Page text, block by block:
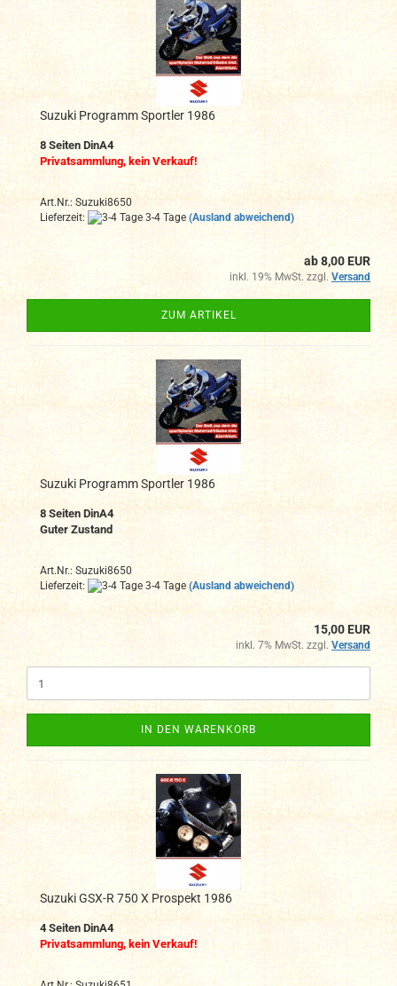
Suzuki Programm Sportler 1986
8 Seiten DinA4
Privatsammlung, kein Verkauf!
Art.Nr.: Suzuki8650
Lieferzeit:
3-4 Tage (Ausland abweichend)
ab 8,00 EUR
inkl. 19% MwSt. zzgl. Versand
ZUM ARTIKEL
Suzuki Programm Sportler 1986
8 Seiten DinA4
Guter Zustand
Art.Nr.: Suzuki8650
Lieferzeit:
3-4 Tage (Ausland abweichend)
15,00 EUR
inkl. 7% MwSt. zzgl. Versand
IN DEN WARENKORB
Suzuki GSX-R 750 X Prospekt 1986
4 Seiten DinA4
Privatsammlung, kein Verkauf!